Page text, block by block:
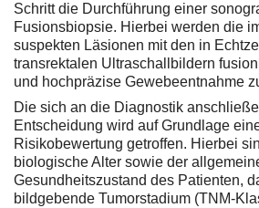
Schritt die Durchführung einer
Fusionsbiopsie. Hierbei werden die
suspekten Läsionen mit den in
transrektalen Ultraschallbildern
und hochpräzise Gewebeentnahme
Die sich an die Diagnostik
Entscheidung wird auf Grundlage
Risikobewertung getroffen. Hierbei
biologische Alter sowie der
Gesundheitszustand des Patienten,
bildgebende Tumorstadium (TNM-